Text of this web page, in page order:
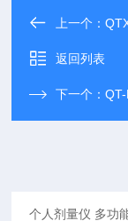
上一个：
返回列表
下一个：